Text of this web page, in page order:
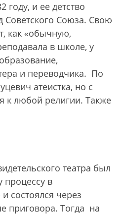
году, и ее детство
Советского Союза. Свою
как «обычную,
в школе, у
и переводчика. По
атеистка, но с
к любой религии. Также
театра был
процессу в
состоялся через
приговора. Тогда на